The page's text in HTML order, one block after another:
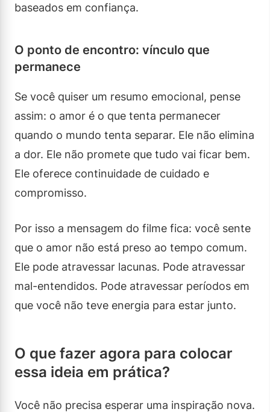
baseados em confiança.
O ponto de encontro: vínculo que
permanece
Se você quiser um resumo emocional, pense
assim: o amor é o que tenta permanecer
quando o mundo tenta separar. Ele não elimina
a dor. Ele não promete que tudo vai ficar bem.
Ele oferece continuidade de cuidado e
compromisso.
Por isso a mensagem do filme fica: você sente
que o amor não está preso ao tempo comum.
Ele pode atravessar lacunas. Pode atravessar
mal-entendidos. Pode atravessar períodos em
que você não teve energia para estar junto.
O que fazer agora para colocar
essa ideia em prática?
Você não precisa esperar uma inspiração nova.